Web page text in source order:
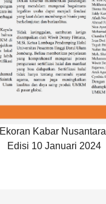
Ekoran Kabar Nusantara
Edisi 10 Januari 2024